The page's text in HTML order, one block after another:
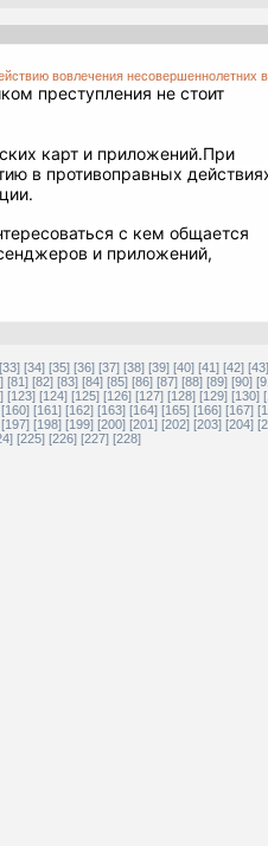
вовлечения несовершеннолетних в
преступления не стоит
карт и приложений.При
в противоправных
с кем общается
и приложений,
[33] [34] [35] [36] [37] [38] [39] [40] [41] [42] [43]
[81] [82] [83] [84] [85] [86] [87] [88] [89] [90]
[123] [124] [125] [126] [127] [128] [129] [130]
[160] [161] [162] [163] [164] [165] [166] [167]
[197] [198] [199] [200] [201] [202] [203] [204]
[225] [226] [227] [228]